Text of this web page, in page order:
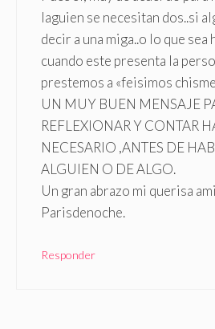
laguien se necesitan dos..si
decir a una miga..o lo que sea
cuando este presenta la
prestemos a «feisimos
UN MUY BUEN MENSAJE
REFLEXIONAR Y CONTAR
NECESARIO ,ANTES DE
ALGUIEN O DE ALGO.
Un gran abrazo mi querisa
Parisdenoche.
Responder